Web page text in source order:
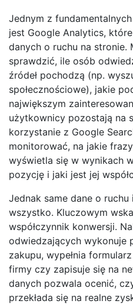
Jednym z
jest Google Analytics,
danych o ruchu na stronie.
sprawdzić, ile osób
źródeł pochodzą (np.
społecznościowe), jakie
największym
użytkownicy pozostają na
korzystanie z Google
monitorować, na jakie
wyświetla się w wynikach
pozycję i jaki jest jej
Jednak same dane o
wszystko. Kluczowym
współczynnik konwersji.
odwiedzających wykonuje
zakupu, wypełnia
firmy czy zapisuje się na
danych pozwala ocenić,
przekłada się na realne